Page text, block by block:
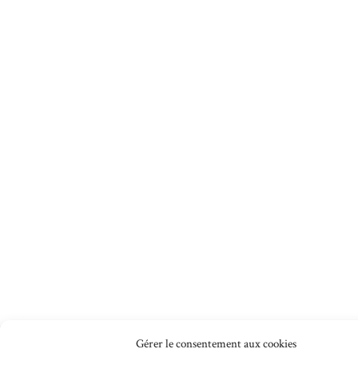
Gérer le consentement aux cookies